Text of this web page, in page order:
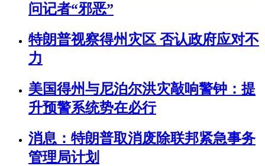
问记者“邪恶”
特朗普视察得州灾区 否认政府应对不
力
美国得州与尼泊尔洪灾敲响警钟：提
升预警系统势在必行
消息：特朗普取消废除联邦紧急事务
管理局计划